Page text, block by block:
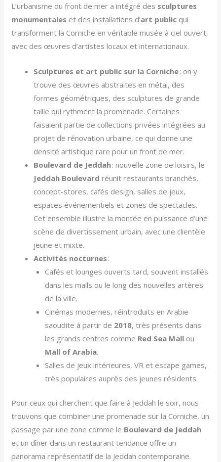
L’urbanisme du front de mer a intégré des sculptures
monumentales et des installations d’art public qui
transforment la Corniche en véritable musée à ciel ouvert,
avec des œuvres d’artistes locaux et internationaux.
Sculptures et art public sur la Corniche: on y
trouve des œuvres abstraites en métal, des
formes géométriques, des sculptures de grande
taille qui rythment la promenade. Certaines
faisaient partie de collections privées intégrées au
projet de rénovation urbaine, ce qui donne une
densité artistique rare pour un front de mer.
Boulevard de Jeddah: nouvelle zone de loisirs, le
Jeddah Boulevard réunit restaurants branchés,
concept-stores, cafés design, salles de jeux,
espaces événementiels et zones de spectacles.
Cet ensemble illustre la montée en puissance d’une
scène de divertissement urbain, avec une clientèle
jeune et mixte.
Activités nocturnes :
Cafés et lounges ouverts tard, souvent installés
dans les malls ou le long des nouvelles artères
de la ville.
Cinémas modernes, réintroduits en Arabie
saoudite à partir de 2018, très présents dans
les grands centres comme Red Sea Mallou
Mall of Arabia.
Salles de jeux intérieures, VR et escape games,
très populaires auprès des jeunes résidents.
Pour ceux qui cherchent que faire à Jeddah le soir, nous
trouvons que combiner une promenade sur la Corniche, un
passage par une zone comme le Boulevard de Jeddah
et un dîner dans un restaurant tendance offre un
panorama représentatif de la Jeddah contemporaine.